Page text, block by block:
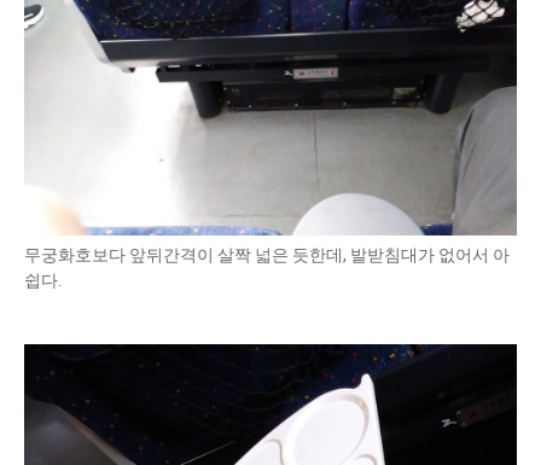
무궁화호보다 앞뒤간격이 살짝 넓은 듯한데, 발받침대가 없어서 아
쉽다.